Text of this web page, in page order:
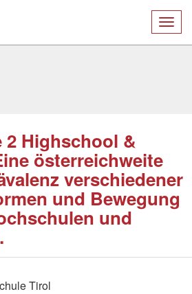
2 Highschool &
österreichweite
verschiedener
und Bewegung
und
Tirol